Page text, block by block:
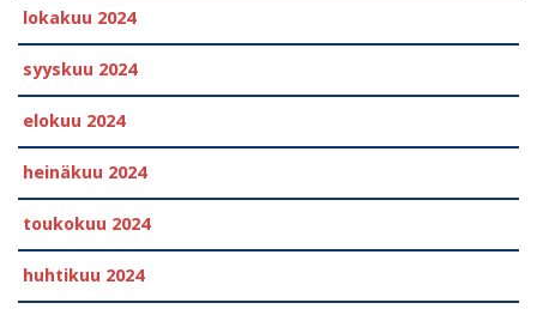
lokakuu 2024
syyskuu 2024
elokuu 2024
heinäkuu 2024
toukokuu 2024
huhtikuu 2024